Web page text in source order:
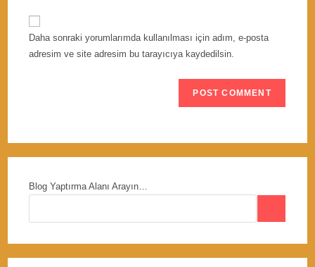
comment
website
URL
(optional)
Daha sonraki yorumlarımda kullanılması için adım, e-posta
adresim ve site adresim bu tarayıcıya kaydedilsin.
Blog Yaptırma Alanı Arayın…